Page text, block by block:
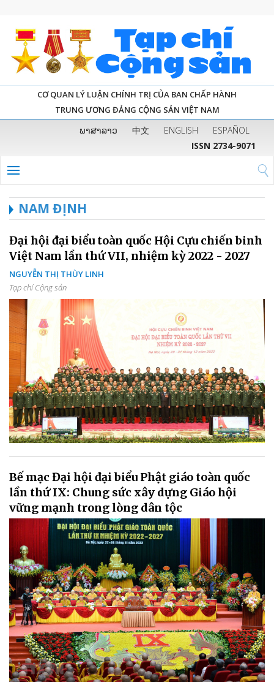
CƠ QUAN LÝ LUẬN CHÍNH TRỊ CỦA BAN CHẤP HÀNH
TRUNG ƯƠNG ĐẢNG CỘNG SẢN VIỆT NAM
ພາສາລາວ 中文 ENGLISH
ESPAÑOL
ISSN 2734-9071
NAM ĐỊNH
Đại hội đại biểu toàn quốc Hội Cựu chiến binh
Việt Nam lần thứ VII, nhiệm kỳ 2022 - 2027
NGUYỄN THỊ THÙY LINH
Tạp chí Cộng sản
Bế mạc Đại hội đại biểu Phật giáo toàn quốc
lần thứ IX: Chung sức xây dựng Giáo hội
vững mạnh trong lòng dân tộc